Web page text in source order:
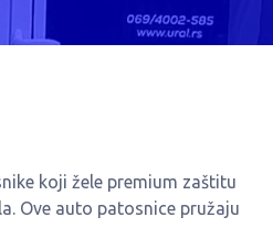
koji žele premium zaštitu
Ove auto patosnice pružaju